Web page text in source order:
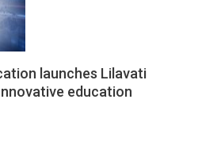
launches Lilavati
education